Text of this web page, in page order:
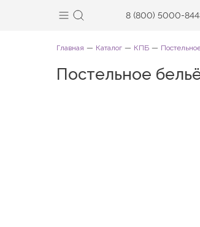
8 (800) 5000-844
Главная Каталог КПБ
Постельное